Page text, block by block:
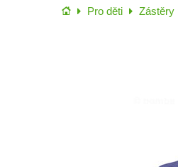
Úvod Pro děti Zástěry